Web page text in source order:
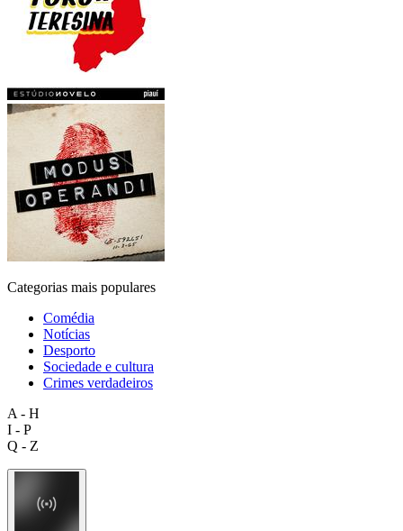
Categorias mais populares
Comédia
Notícias
Desporto
Sociedade e cultura
Crimes verdadeiros
A - H
I - P
Q - Z